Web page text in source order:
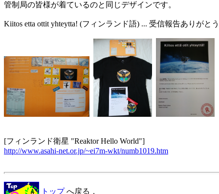
管制局の皆様が着ているのと同じデザインです。
Kiitos etta ottit yhteytta! (フィンランド語) ... 受信報告ありがと
http://www.asahi-net.or.jp/~ei7m-wkt/numb1019.htm
トップへ戻る．